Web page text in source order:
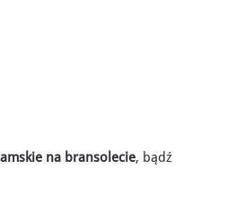
na bransolecie, bądź